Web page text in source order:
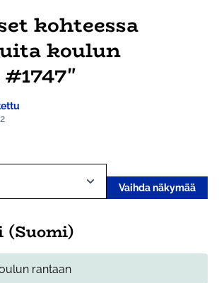
kohteessa
koulun
Vaihda näkymää
(Suomi)
rantaan